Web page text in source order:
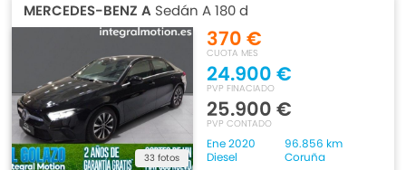
MERCEDES-BENZ A Sedán A 180 d
33 fotos
370 €
CUOTA MES
24.900 €
PVP FINACIADO
25.900 €
PVP CONTADO
Ene 2020
96.856 km
Diesel
Coruña